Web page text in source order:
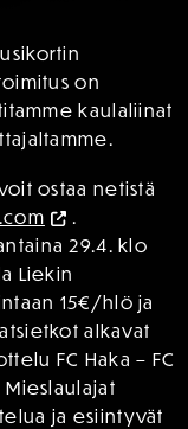
on
kaulaliinat
ostaa netistä
.
29.4. klo
Liekin
15€/hlö ja
alkavat
FC Haka – FC
Mieslaulajat
ja esiintyvät